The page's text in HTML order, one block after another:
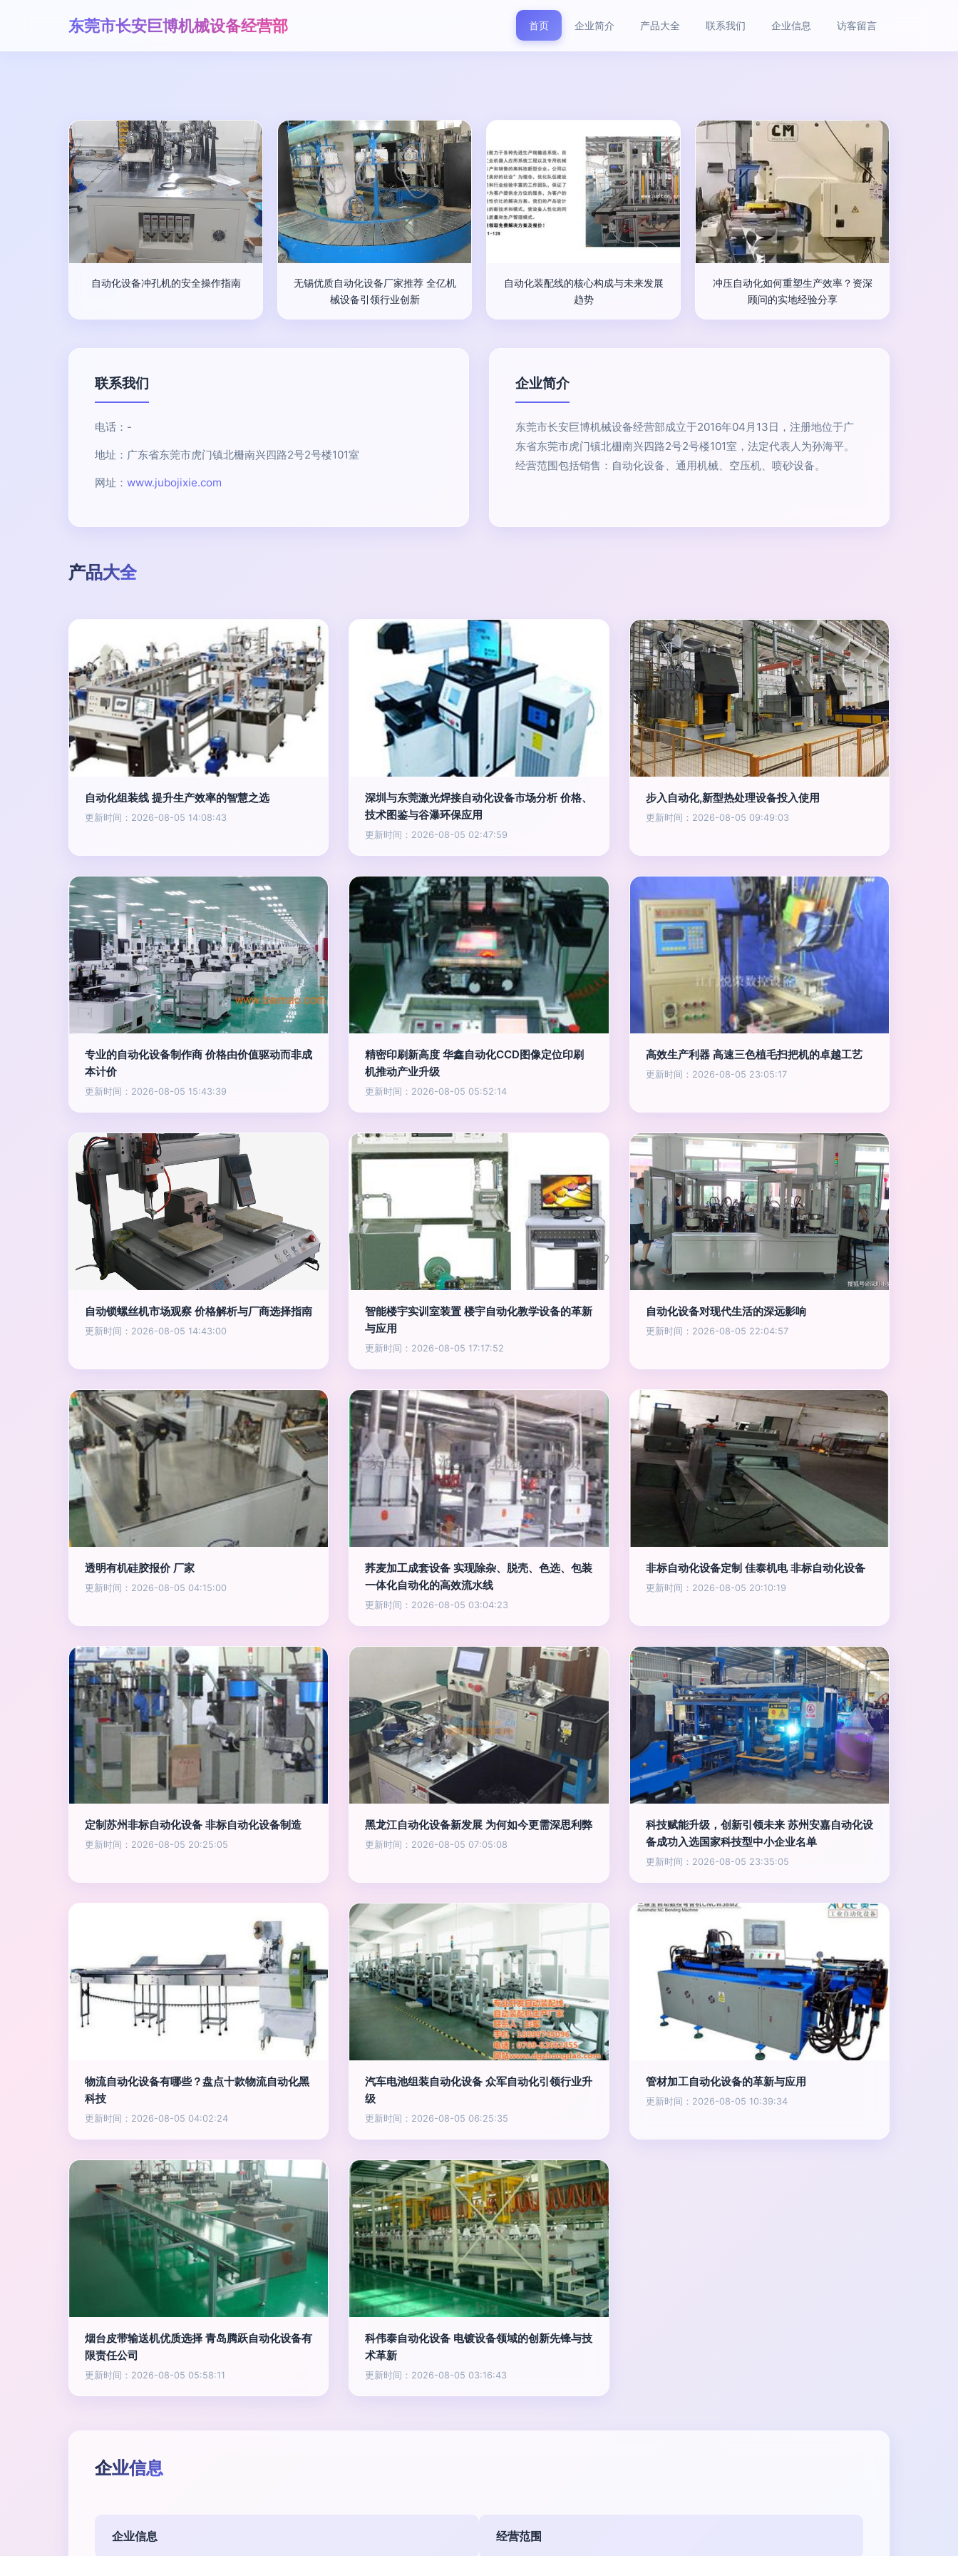
东莞市长安巨博机械设备经营部 首页 企业简介 产品大全 联系我们 企业信息 访客留言
自动化设备冲孔机的安全操作指南
无锡优质自动化设备厂家推荐 全亿机
械设备引领行业创新
自动化装配线的核心构成与未来发展
趋势
冲压自动化如何重塑生产效率？资深
顾问的实地经验分享
联系我们
电话：-
地址：广东省东莞市虎门镇北栅南兴四路2号2号楼101室
网址： www.jubojixie.com
企业简介
东莞市长安巨博机械设备经营部成立于2016年04月13日，注册地位于广
东省东莞市虎门镇北栅南兴四路2号2号楼101室，法定代表人为孙海平。
经营范围包括销售：自动化设备、通用机械、空压机、喷砂设备。
产品大全
自动化组装线 提升生产效率的智慧之选
更新时间：2026-08-05 14:08:43
深圳与东莞激光焊接自动化设备市场分析 价格、
技术图鉴与谷瀑环保应用
更新时间：2026-08-05 02:47:59
步入自动化,新型热处理设备投入使用
更新时间：2026-08-05 09:49:03
专业的自动化设备制作商 价格由价值驱动而非成
本计价
更新时间：2026-08-05 15:43:39
精密印刷新高度 华鑫自动化CCD图像定位印刷
机推动产业升级
更新时间：2026-08-05 05:52:14
高效生产利器 高速三色植毛扫把机的卓越工艺
更新时间：2026-08-05 23:05:17
自动锁螺丝机市场观察 价格解析与厂商选择指南
更新时间：2026-08-05 14:43:00
智能楼宇实训室装置 楼宇自动化教学设备的革新
与应用
更新时间：2026-08-05 17:17:52
自动化设备对现代生活的深远影响
更新时间：2026-08-05 22:04:57
透明有机硅胶报价 厂家
更新时间：2026-08-05 04:15:00
荞麦加工成套设备 实现除杂、脱壳、色选、包装
一体化自动化的高效流水线
更新时间：2026-08-05 03:04:23
非标自动化设备定制 佳泰机电 非标自动化设备
更新时间：2026-08-05 20:10:19
定制苏州非标自动化设备 非标自动化设备制造
更新时间：2026-08-05 20:25:05
黑龙江自动化设备新发展 为何如今更需深思利弊
更新时间：2026-08-05 07:05:08
科技赋能升级，创新引领未来 苏州安嘉自动化设
备成功入选国家科技型中小企业名单
更新时间：2026-08-05 23:35:05
物流自动化设备有哪些？盘点十款物流自动化黑
科技
更新时间：2026-08-05 04:02:24
汽车电池组装自动化设备 众军自动化引领行业升
级
更新时间：2026-08-05 06:25:35
管材加工自动化设备的革新与应用
更新时间：2026-08-05 10:39:34
烟台皮带输送机优质选择 青岛腾跃自动化设备有
限责任公司
更新时间：2026-08-05 05:58:11
科伟泰自动化设备 电镀设备领域的创新先锋与技
术革新
更新时间：2026-08-05 03:16:43
企业信息
企业信息 经营范围